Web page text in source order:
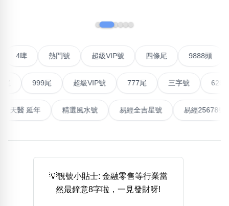
無5字
多8字 9888頭 二字號
三字號
全大數字
5萬以上 生天延 全吉星(全號)
清除全部分類
搜尋
幸運號分類 風水號分類
聯號 4啤 熱門號 超級VIP號 四條尾 9888
超級VIP號 777尾 6288頭
高能量生氣 天醫 延年 精選風水號 易經全吉星號 易
💡靚號小貼士: 金融零售等行業當
然最鐘意8字啦，一見發財呀!